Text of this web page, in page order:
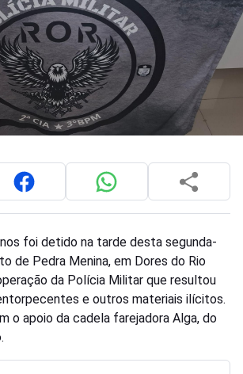
foi detido na tarde desta segunda-
de Pedra Menina, em Dores do Rio
da Polícia Militar que resultou
e outros materiais ilícitos.
o apoio da cadela farejadora Alga, do